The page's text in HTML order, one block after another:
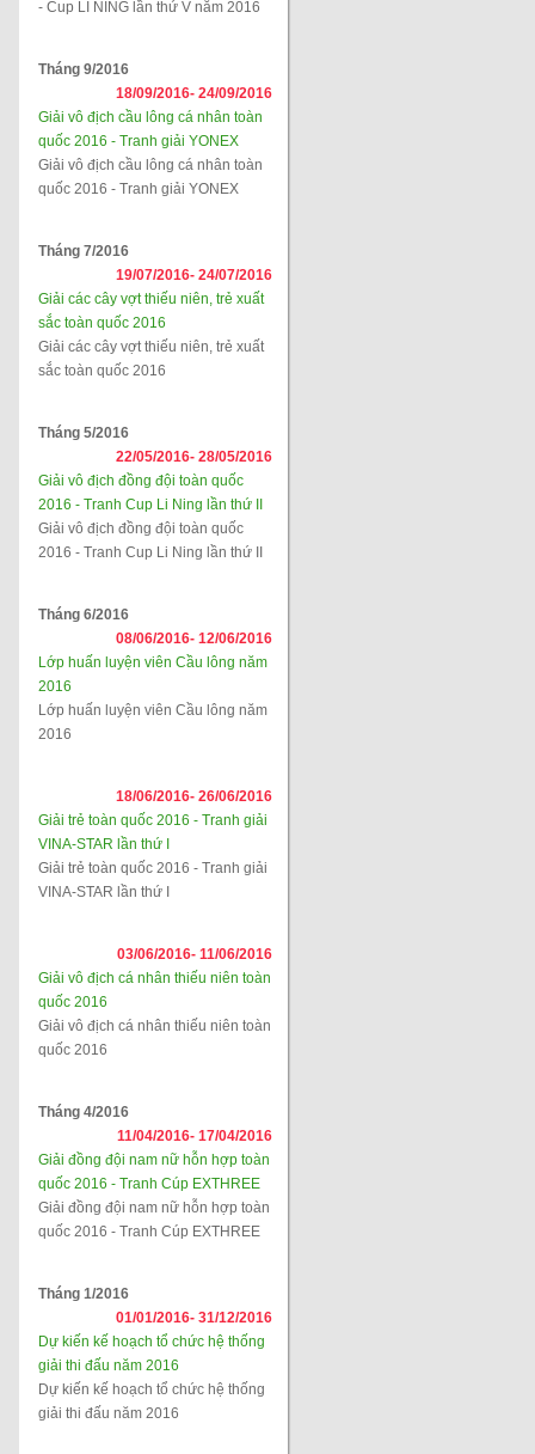
- Cup LI NING lần thứ V năm 2016
Tháng 9/2016
18/09/2016- 24/09/2016
Giải vô địch cầu lông cá nhân toàn
quốc 2016 - Tranh giải YONEX
Giải vô địch cầu lông cá nhân toàn
quốc 2016 - Tranh giải YONEX
Tháng 7/2016
19/07/2016- 24/07/2016
Giải các cây vợt thiếu niên, trẻ xuất
sắc toàn quốc 2016
Giải các cây vợt thiếu niên, trẻ xuất
sắc toàn quốc 2016
Tháng 5/2016
22/05/2016- 28/05/2016
Giải vô địch đồng đội toàn quốc
2016 - Tranh Cup Li Ning lần thứ II
Giải vô địch đồng đội toàn quốc
2016 - Tranh Cup Li Ning lần thứ II
Tháng 6/2016
08/06/2016- 12/06/2016
Lớp huấn luyện viên Cầu lông năm
2016
Lớp huấn luyện viên Cầu lông năm
2016
18/06/2016- 26/06/2016
Giải trẻ toàn quốc 2016 - Tranh giải
VINA-STAR lần thứ I
Giải trẻ toàn quốc 2016 - Tranh giải
VINA-STAR lần thứ I
03/06/2016- 11/06/2016
Giải vô địch cá nhân thiếu niên toàn
quốc 2016
Giải vô địch cá nhân thiếu niên toàn
quốc 2016
Tháng 4/2016
11/04/2016- 17/04/2016
Giải đồng đội nam nữ hỗn hợp toàn
quốc 2016 - Tranh Cúp EXTHREE
Giải đồng đội nam nữ hỗn hợp toàn
quốc 2016 - Tranh Cúp EXTHREE
Tháng 1/2016
01/01/2016- 31/12/2016
Dự kiến kế hoạch tổ chức hệ thống
giải thi đấu năm 2016
Dự kiến kế hoạch tổ chức hệ thống
giải thi đấu năm 2016